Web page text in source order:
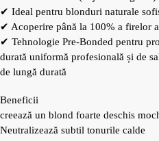
✔ Ideal pentru blonduri naturale
✔ Acoperire până la 100% a firelor
✔ Tehnologie Pre-Bonded pentru
durată uniformă profesională și de
de lungă durată
Beneficii
creează un blond foarte deschis
Neutralizează subtil tonurile calde